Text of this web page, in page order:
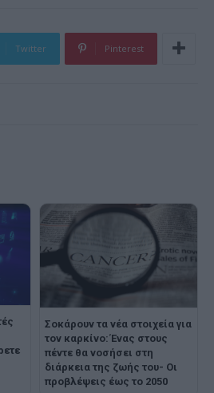
Twitter Pinterest
Σοκάρουν τα νέα στοιχεία για
τον καρκίνο: Ένας στους
πέντε θα νοσήσει στη
διάρκεια της ζωής του- Οι
προβλέψεις έως το 2050